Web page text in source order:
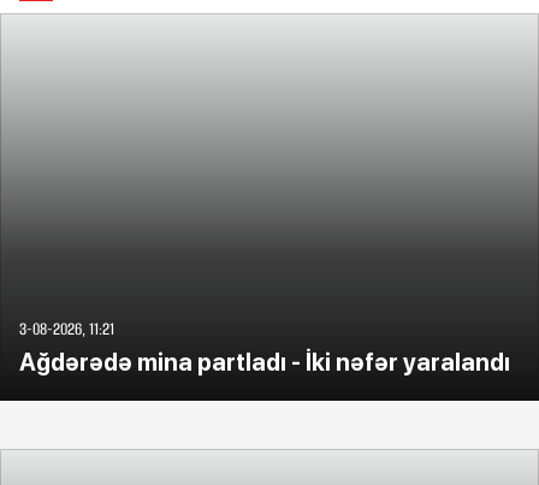
3-08-2026, 11:21
Ağdərədə mina partladı - İki nəfər yaralandı